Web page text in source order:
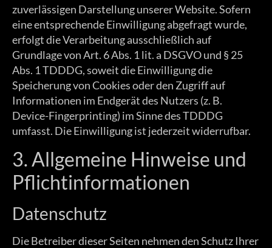
zuverlässigen Darstellung unserer Website. Sofern
eine entsprechende Einwilligung abgefragt wurde,
erfolgt die Verarbeitung ausschließlich auf
Grundlage von Art. 6 Abs. 1 lit. a DSGVO und § 25
Abs. 1 TDDDG, soweit die Einwilligung die
Speicherung von Cookies oder den Zugriff auf
Informationen im Endgerät des Nutzers (z. B.
Device-Fingerprinting) im Sinne des TDDDG
umfasst. Die Einwilligung ist jederzeit widerrufbar.
3. Allgemeine Hinweise und
Pflicht­informationen
Datenschutz
Die Betreiber dieser Seiten nehmen den Schutz Ihrer